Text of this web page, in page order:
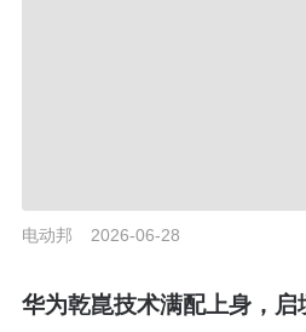
电动邦 2026-06-28
华为乾崑技术满配上身，